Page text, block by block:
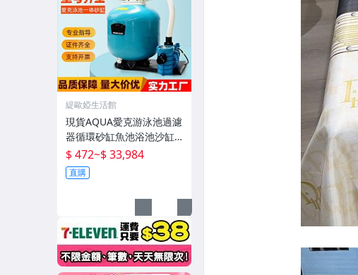
緹歐婭生活館
現貨AQUA愛克游泳池過濾
器循環砂缸魚池浴池沙缸
水泵一體機水處理設備
$ 472~$ 33,984
直購